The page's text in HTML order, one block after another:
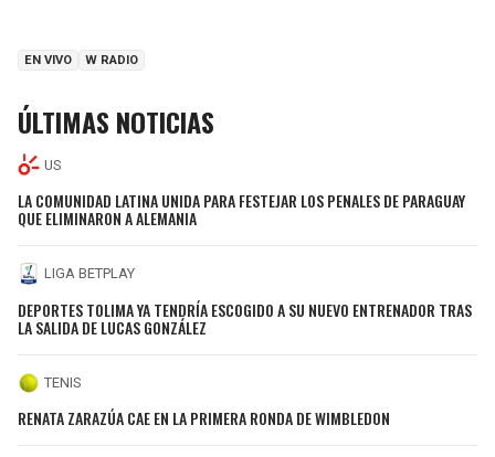
EN VIVO W RADIO
ÚLTIMAS NOTICIAS
US
LA COMUNIDAD LATINA UNIDA PARA FESTEJAR LOS PENALES DE PARAGUAY
QUE ELIMINARON A ALEMANIA
LIGA BETPLAY
DEPORTES TOLIMA YA TENDRÍA ESCOGIDO A SU NUEVO ENTRENADOR TRAS
LA SALIDA DE LUCAS GONZÁLEZ
TENIS
RENATA ZARAZÚA CAE EN LA PRIMERA RONDA DE WIMBLEDON